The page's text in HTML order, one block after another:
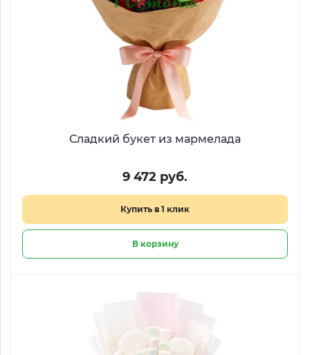
Сладкий букет из мармелада
9 472 руб.
Купить в 1 клик
В корзину